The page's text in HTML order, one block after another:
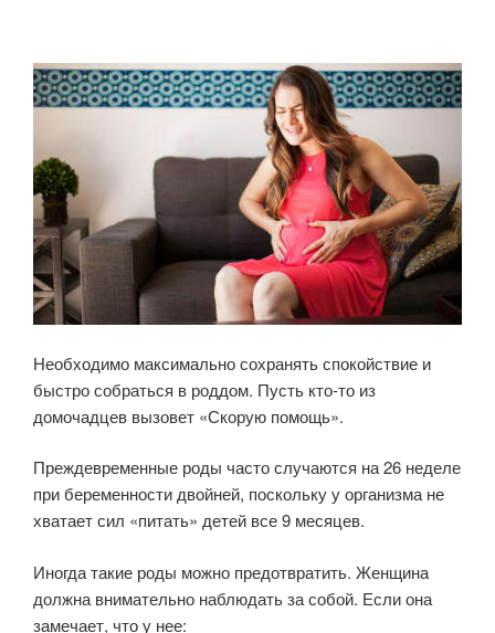
Необходимо максимально сохранять спокойствие и
быстро собраться в роддом. Пусть кто-то из
домочадцев вызовет «Скорую помощь».
Преждевременные роды часто случаются на 26 неделе
при беременности двойней, поскольку у организма не
хватает сил «питать» детей все 9 месяцев.
Иногда такие роды можно предотвратить. Женщина
должна внимательно наблюдать за собой. Если она
замечает, что у нее: